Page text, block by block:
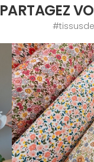
PARTAGEZ